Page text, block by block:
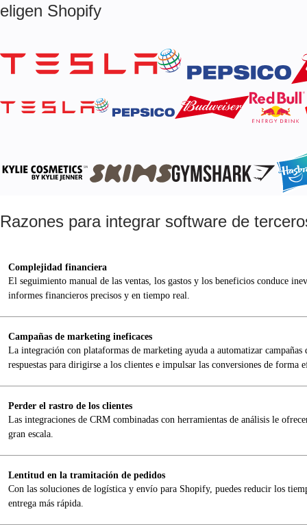
eligen Shopify
Razones para integrar software de
Complejidad financiera
El seguimiento manual de las ventas, los gastos y los beneficios conduce
informes financieros precisos y en tiempo real.
Campañas de marketing ineficaces
La integración con plataformas de marketing ayuda a automatizar
respuestas para dirigirse a los clientes e impulsar las conversiones de forma
Perder el rastro de los clientes
Las integraciones de CRM combinadas con herramientas de análisis le
gran escala.
Lentitud en la tramitación de pedidos
Con las soluciones de logística y envío para Shopify, puedes reducir los
entrega más rápida.